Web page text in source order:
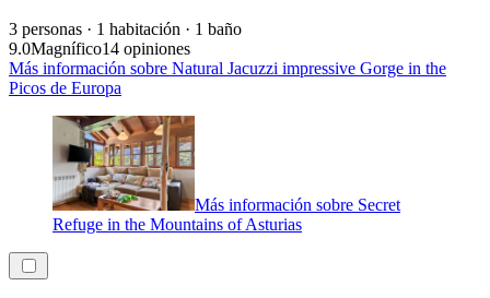
3 personas · 1 habitación · 1 baño
9.0Magnífico14 opiniones
Más información sobre Natural Jacuzzi impressive Gorge in the
Picos de Europa
Más información sobre Secret
Refuge in the Mountains of Asturias